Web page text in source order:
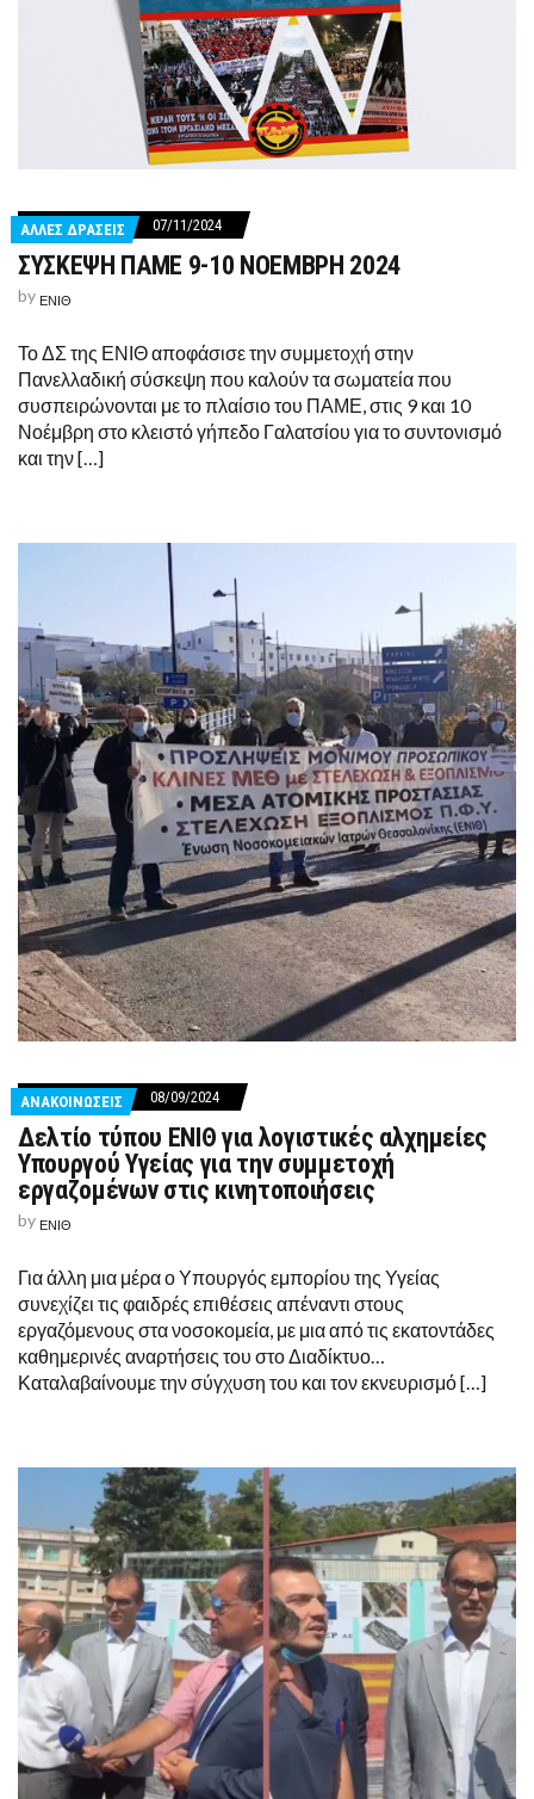
ΑΛΛΕΣ ΔΡΑΣΕΙΣ 07/11/2024
ΣΥΣΚΕΨΗ ΠΑΜΕ 9-10 ΝΟΕΜΒΡΗ 2024
by ΕΝΙΘ
Το ΔΣ της ΕΝΙΘ αποφάσισε την συμμετοχή στην
Πανελλαδική σύσκεψη που καλούν τα σωματεία που
συσπειρώνονται με το πλαίσιο του ΠΑΜΕ, στις 9 και 10
Νοέμβρη στο κλειστό γήπεδο Γαλατσίου για το συντονισμό
και την […]
ΑΝΑΚΟΙΝΩΣΕΙΣ 08/09/2024
Δελτίο τύπου ΕΝΙΘ για λογιστικές αλχημείες
Υπουργού Υγείας για την συμμετοχή
εργαζομένων στις κινητοποιήσεις
by ΕΝΙΘ
Για άλλη μια μέρα ο Υπουργός εμπορίου της Υγείας
συνεχίζει τις φαιδρές επιθέσεις απέναντι στους
εργαζόμενους στα νοσοκομεία, με μια από τις εκατοντάδες
καθημερινές αναρτήσεις του στο Διαδίκτυο…
Καταλαβαίνουμε την σύγχυση του και τον εκνευρισμό […]